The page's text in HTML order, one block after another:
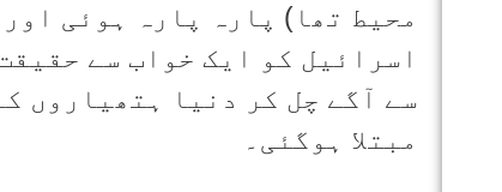
محیط تھا) پارہ پارہ ہوئی
اسرائیل کو ایک خواب سے
سے آگے چل کر دنیا ہتھیاروں
مبتلا ہوگئی۔